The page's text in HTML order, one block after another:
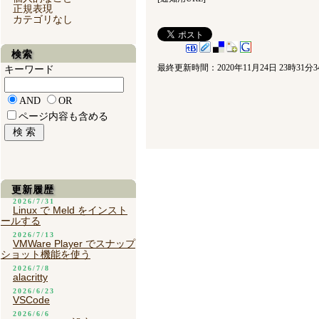
最終更新時間：2020年11月24日 23時31分
正規表現
カテゴリなし
検索
キーワード
AND
OR
ページ内容も含める
更新履歴
2026/7/31
Linux で Meld をインスト
ールする
2026/7/13
VMWare Player でスナップ
ショット機能を使う
2026/7/8
alacritty
2026/6/23
VSCode
2026/6/6